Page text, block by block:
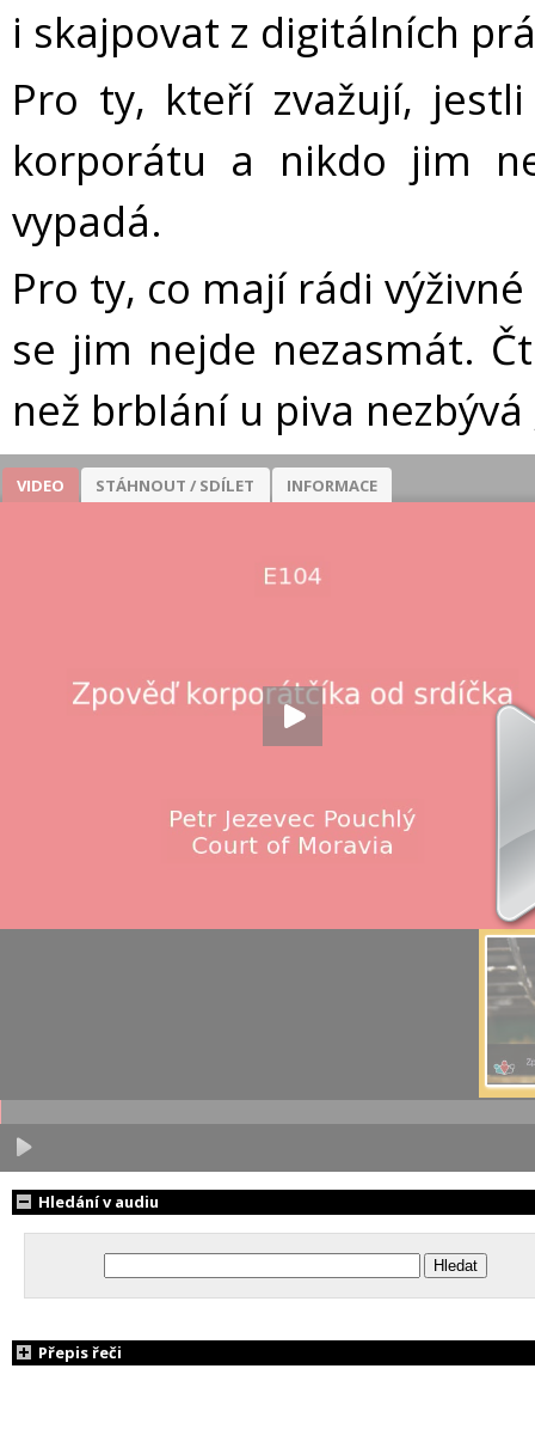
i skajpovat z digitálních
Pro ty, kteří zvažují,
korporátu a nikdo jim
vypadá.
Pro ty, co mají rádi
se jim nejde nezasmát.
než brblání u piva nezbývá
VIDEO STÁHNOUT / SDÍLET INFORMACE
Hledání v audiu
Přepis řeči